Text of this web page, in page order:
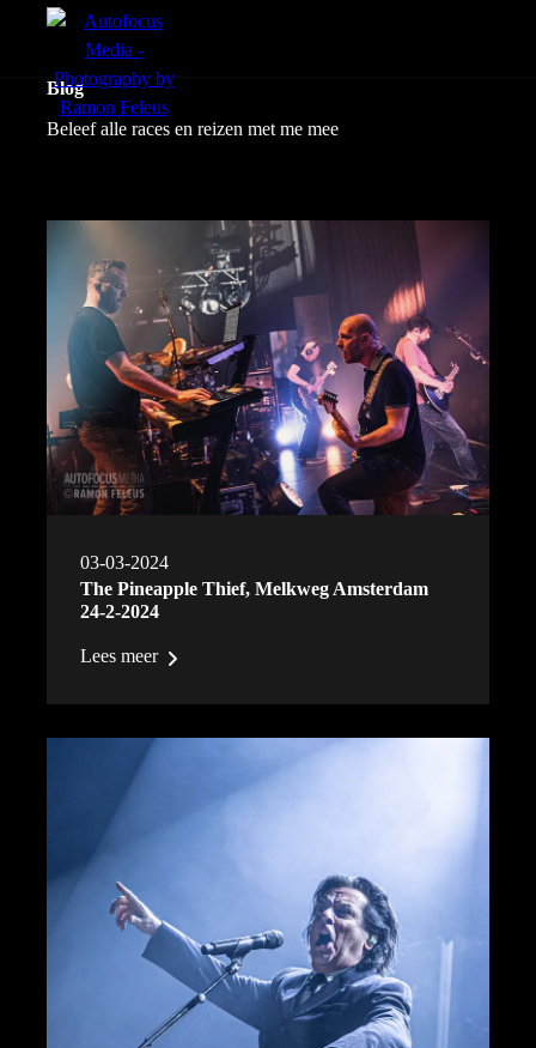
Actie
Sfeer
nl
Blog
Beleef alle races en reizen met me mee
03-03-2024
The Pineapple Thief, Melkweg Amsterdam
24-2-2024
Lees meer